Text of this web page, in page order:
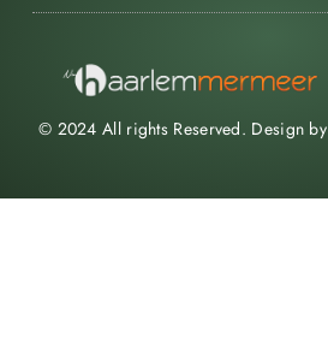
© 2024 All rights Reserved. Design by